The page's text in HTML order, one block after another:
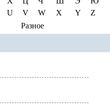
U V W X Y
Z
Разное